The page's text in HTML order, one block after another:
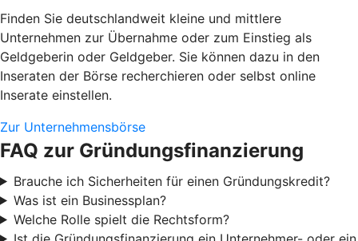
Finden Sie deutschlandweit kleine und mittlere
Unternehmen zur Übernahme oder zum Einstieg als
Geldgeberin oder Geldgeber. Sie können dazu in den
Inseraten der Börse recherchieren oder selbst online
Inserate einstellen.
Zur Unternehmensbörse
FAQ zur Gründungsfinanzierung
Brauche ich Sicherheiten für einen Gründungskredit?
Was ist ein Businessplan?
Welche Rolle spielt die Rechtsform?